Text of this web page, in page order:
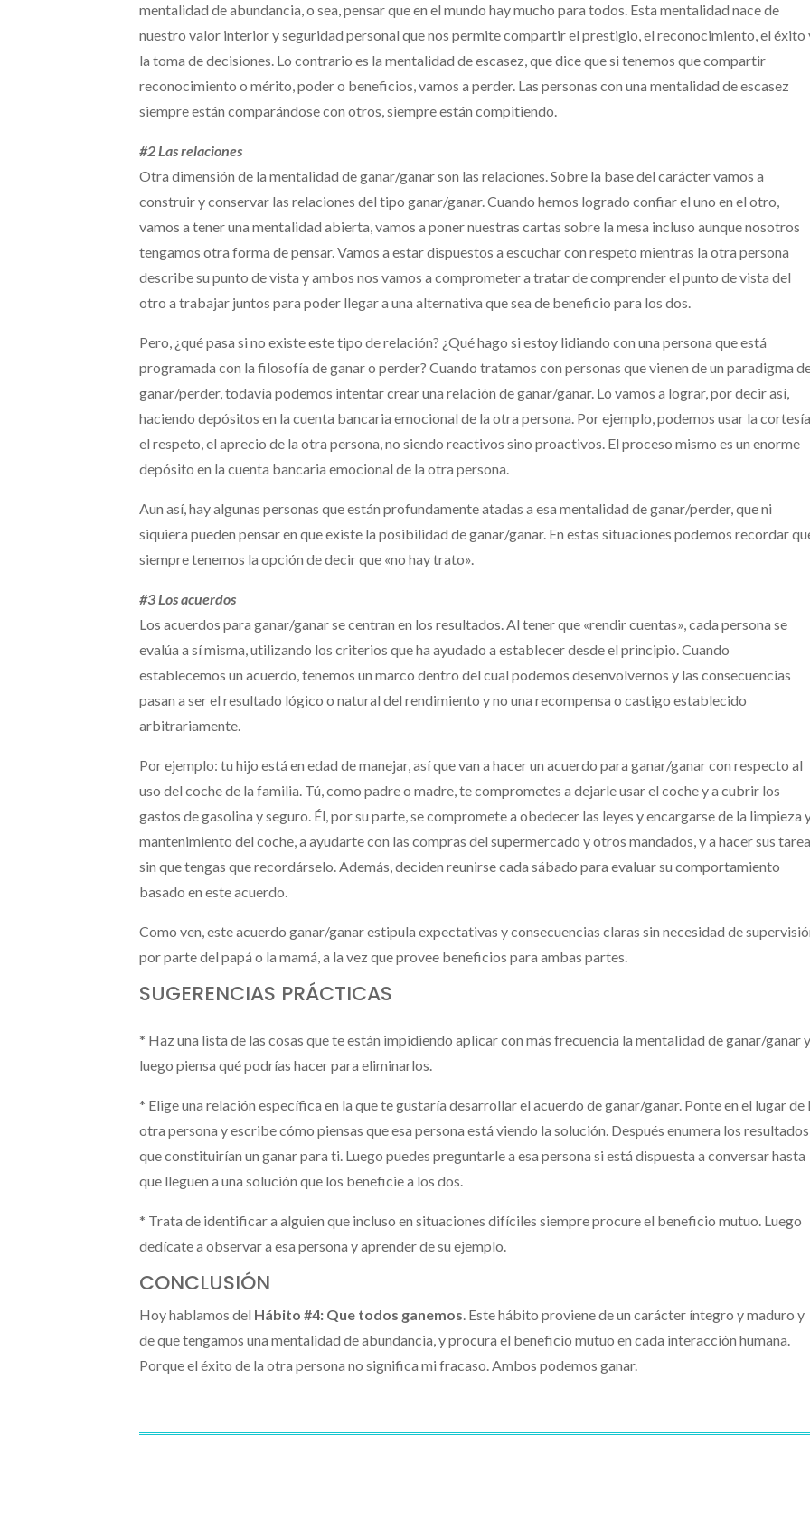
mentalidad de abundancia, o sea, pensar que en el mundo hay mucho para todos. Esta mentalidad nace de
nuestro valor interior y seguridad personal que nos permite compartir el prestigio, el reconocimiento, el éxito
la toma de decisiones. Lo contrario es la mentalidad de escasez, que dice que si tenemos que compartir
reconocimiento o mérito, poder o beneficios, vamos a perder. Las personas con una mentalidad de escasez
siempre están comparándose con otros, siempre están compitiendo.
#2 Las relaciones
Otra dimensión de la mentalidad de ganar/ganar son las relaciones. Sobre la base del carácter vamos a
construir y conservar las relaciones del tipo ganar/ganar. Cuando hemos logrado confiar el uno en el otro,
vamos a tener una mentalidad abierta, vamos a poner nuestras cartas sobre la mesa incluso aunque nosotros
tengamos otra forma de pensar. Vamos a estar dispuestos a escuchar con respeto mientras la otra persona
describe su punto de vista y ambos nos vamos a comprometer a tratar de comprender el punto de vista del
otro a trabajar juntos para poder llegar a una alternativa que sea de beneficio para los dos.
Pero, ¿qué pasa si no existe este tipo de relación? ¿Qué hago si estoy lidiando con una persona que está
programada con la filosofía de ganar o perder? Cuando tratamos con personas que vienen de un paradigma
ganar/perder, todavía podemos intentar crear una relación de ganar/ganar. Lo vamos a lograr, por decir así,
haciendo depósitos en la cuenta bancaria emocional de la otra persona. Por ejemplo, podemos usar la
el respeto, el aprecio de la otra persona, no siendo reactivos sino proactivos. El proceso mismo es un enorme
depósito en la cuenta bancaria emocional de la otra persona.
Aun así, hay algunas personas que están profundamente atadas a esa mentalidad de ganar/perder, que ni
siquiera pueden pensar en que existe la posibilidad de ganar/ganar. En estas situaciones podemos recordar
siempre tenemos la opción de decir que «no hay trato».
#3 Los acuerdos
Los acuerdos para ganar/ganar se centran en los resultados. Al tener que «rendir cuentas», cada persona se
evalúa a sí misma, utilizando los criterios que ha ayudado a establecer desde el principio. Cuando
establecemos un acuerdo, tenemos un marco dentro del cual podemos desenvolvernos y las consecuencias
pasan a ser el resultado lógico o natural del rendimiento y no una recompensa o castigo establecido
arbitrariamente.
Por ejemplo: tu hijo está en edad de manejar, así que van a hacer un acuerdo para ganar/ganar con respecto al
uso del coche de la familia. Tú, como padre o madre, te comprometes a dejarle usar el coche y a cubrir los
gastos de gasolina y seguro. Él, por su parte, se compromete a obedecer las leyes y encargarse de la limpieza
mantenimiento del coche, a ayudarte con las compras del supermercado y otros mandados, y a hacer sus
sin que tengas que recordárselo. Además, deciden reunirse cada sábado para evaluar su comportamiento
basado en este acuerdo.
Como ven, este acuerdo ganar/ganar estipula expectativas y consecuencias claras sin necesidad de
por parte del papá o la mamá, a la vez que provee beneficios para ambas partes.
SUGERENCIAS PRÁCTICAS
* Haz una lista de las cosas que te están impidiendo aplicar con más frecuencia la mentalidad de ganar/ganar
luego piensa qué podrías hacer para eliminarlos.
* Elige una relación específica en la que te gustaría desarrollar el acuerdo de ganar/ganar. Ponte en el lugar de
otra persona y escribe cómo piensas que esa persona está viendo la solución. Después enumera los resultados
que constituirían un ganar para ti. Luego puedes preguntarle a esa persona si está dispuesta a conversar hasta
que lleguen a una solución que los beneficie a los dos.
* Trata de identificar a alguien que incluso en situaciones difíciles siempre procure el beneficio mutuo. Luego
dedícate a observar a esa persona y aprender de su ejemplo.
CONCLUSIÓN
Hoy hablamos del Hábito #4: Que todos ganemos. Este hábito proviene de un carácter íntegro y maduro y
de que tengamos una mentalidad de abundancia, y procura el beneficio mutuo en cada interacción humana.
Porque el éxito de la otra persona no significa mi fracaso. Ambos podemos ganar.